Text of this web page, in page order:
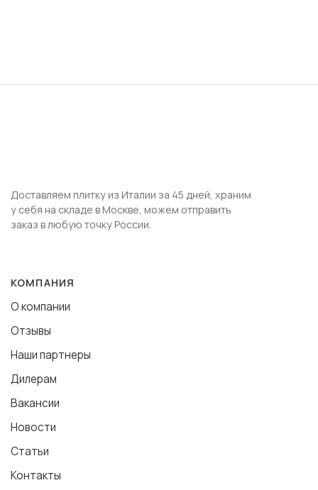
Доставляем плитку из Италии за 45 дней, храним
у себя на складе в Москве, можем отправить
заказ в любую точку России.
КОМПАНИЯ
О компании
Отзывы
Наши партнеры
Дилерам
Вакансии
Новости
Статьи
Контакты